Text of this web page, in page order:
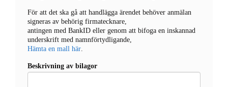
För att det ska gå att handlägga ärendet behöver anmälan
signeras av behörig firmatecknare,
antingen med BankID eller genom att bifoga en inskannad
underskrift med namnförtydligande,
Hämta en mall här.
Beskrivning av bilagor